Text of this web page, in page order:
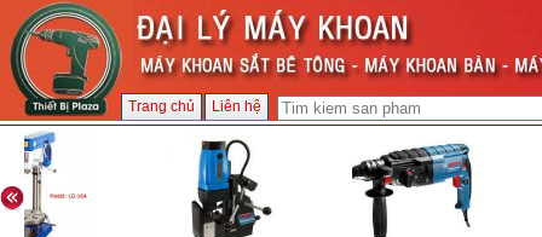
Trang chủ Liên hệ